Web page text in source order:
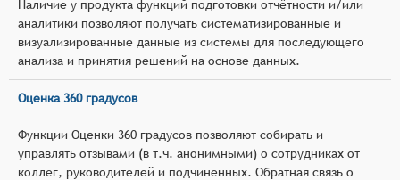
Наличие у продукта функций подготовки отчётности и/или
аналитики позволяют получать систематизированные и
визуализированные данные из системы для последующего
анализа и принятия решений на основе данных.
Оценка 360 градусов
Функции Оценки 360 градусов позволяют собирать и
управлять отзывами (в т.ч. анонимными) о сотрудниках от
коллег, руководителей и подчинённых. Обратная связь о